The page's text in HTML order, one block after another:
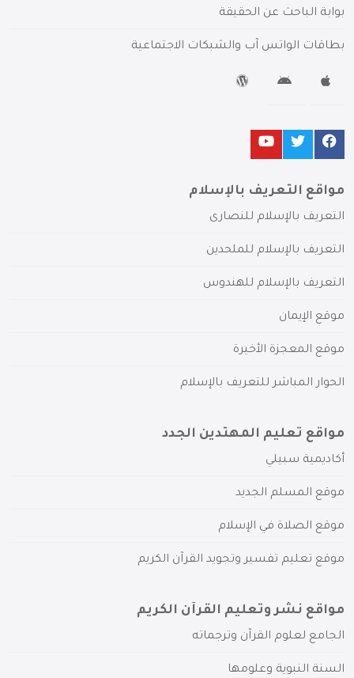
بوابة الباحث عن الحقيقة
بطاقات الواتس آب والشبكات الاجتماعية
مواقع التعريف بالإسلام
التعريف بالإسلام للنصارى
التعريف بالإسلام للملحدين
التعريف بالإسلام للهندوس
موقع الإيمان
موقع المعجزة الأخيرة
الحوار المباشر للتعريف بالإسلام
مواقع تعليم المهتدين الجدد
أكاديمية سبيلي
موقع المسلم الجديد
موقع الصلاة في الإسلام
موقع تعليم تفسير وتجويد القرآن الكريم
مواقع نشر وتعليم القرآن الكريم
الجامع لعلوم القرآن وترجماته
السنة النبوية وعلومها